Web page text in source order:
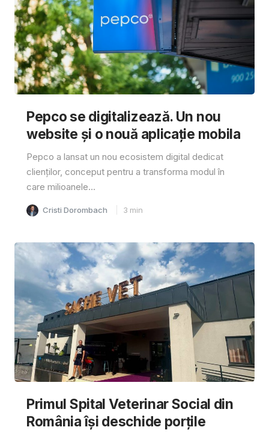
Pepco se digitalizează. Un nou
website și o nouă aplicație mobila
Pepco a lansat un nou ecosistem digital dedicat
clienților, conceput pentru a transforma modul în
care milioanele...
Cristi Dorombach 3 min
Primul Spital Veterinar Social din
România își deschide porțile